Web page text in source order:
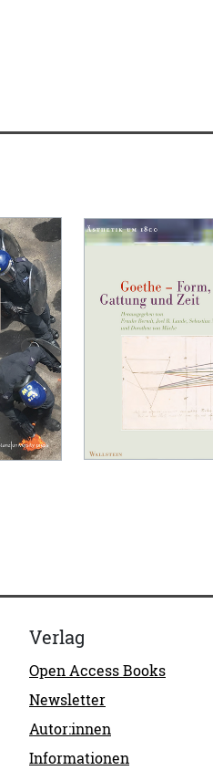
Verlag
Open Access Books
Newsletter
Autor:innen
Informationen